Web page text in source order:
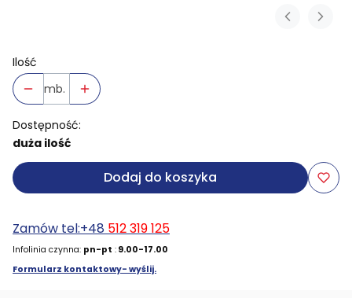
Ilość
mb.
Dostępność:
duża ilość
Dodaj do koszyka
Zamów tel:+48 512 319 125
Infolinia czynna: pn-pt : 9.00-17.00
Formularz kontaktowy- wyślij.